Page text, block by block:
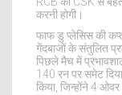
करनी होगी।
फाफ डु प्लेसिस की
गेंदबाजों के संतुलित
पिछले मैच में
140 रन पर समेट
किया, जिन्होंने 4